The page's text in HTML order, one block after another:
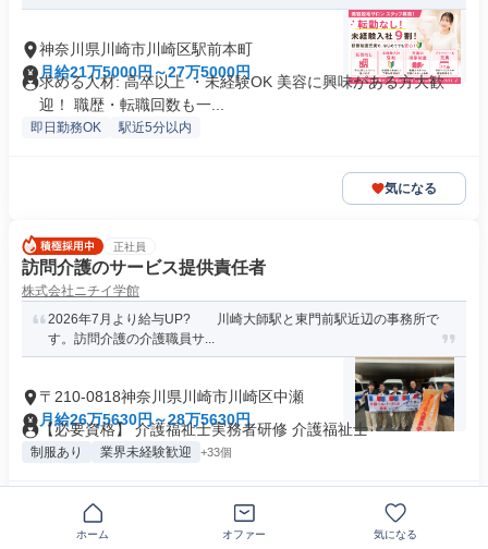
神奈川県川崎市川崎区駅前本町
月給21万5000円～27万5000円
求める人材: 高卒以上 ・未経験OK 美容に興味がある方大歓
迎！ 職歴・転職回数も一...
即日勤務OK 駅近5分以内
気になる
正社員
訪問介護のサービス提供責任者
株式会社ニチイ学館
2026年7月より給与UP? 川崎大師駅と東門前駅近辺の事務所で
す。訪問介護の介護職員サ...
〒210-0818神奈川県川崎市川崎区中瀬
月給26万5630円～28万5630円
【必要資格】 介護福祉士実務者研修 介護福祉士
制服あり 業界未経験歓迎 +33個
気になる
ホーム オファー 気になる